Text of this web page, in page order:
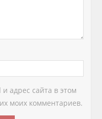
адрес сайта в этом
моих комментариев.